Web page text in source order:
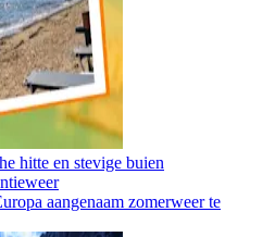
hitte en stevige buien
aangenaam zomerweer te